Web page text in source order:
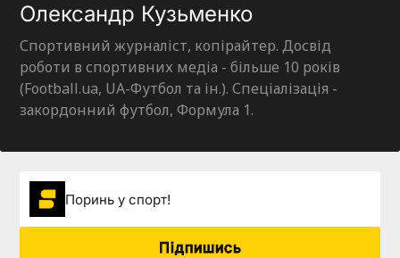
Олександр Кузьменко
Спортивний журналіст, копірайтер. Досвід
роботи в спортивних медіа - більше 10 років
(Football.ua, UA-Футбол та ін.). Спеціалізація -
закордонний футбол, Формула 1.
Поринь у спорт!
Підпишись